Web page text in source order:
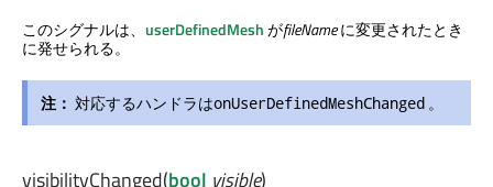
このシグナルは、 userDefinedMeshがfileNameに変更されたとき
に発せられる。
注： 対応するハンドラはonUserDefinedMeshChanged 。
visibilityChanged(bool visible)